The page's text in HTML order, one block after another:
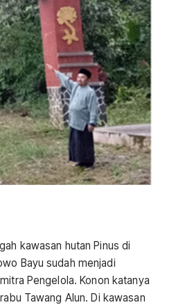
kawasan hutan Pinus di
Bayu sudah menjadi
Pengelola. Konon katanya
Tawang Alun. Di kawasan